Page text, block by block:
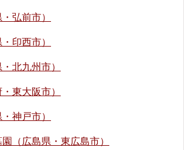
弘前市）
印西市）
北九州市）
東大阪市）
神戸市）
（広島県・東広島市）